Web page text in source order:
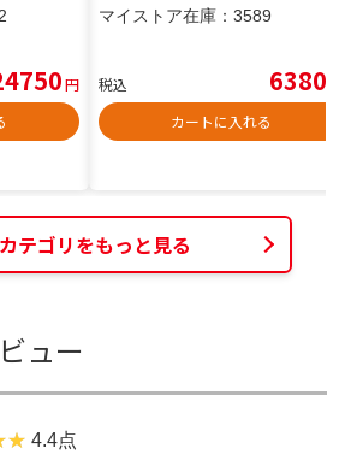
円
マイストア在庫： 3589
税込 6380
カートに入れる
テゴリをもっと見る
ュー
4.4点